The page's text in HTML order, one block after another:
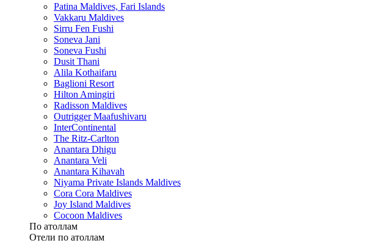
Patina Maldives, Fari Islands
Vakkaru Maldives
Sirru Fen Fushi
Soneva Jani
Soneva Fushi
Dusit Thani
Alila Kothaifaru
Baglioni Resort
Hilton Amingiri
Radisson Maldives
Outrigger Maafushivaru
InterContinental
The Ritz-Carlton
Anantara Dhigu
Anantara Veli
Anantara Kihavah
Niyama Private Islands Maldives
Cora Cora Maldives
Joy Island Maldives
Cocoon Maldives
По атоллам
Отели по атоллам